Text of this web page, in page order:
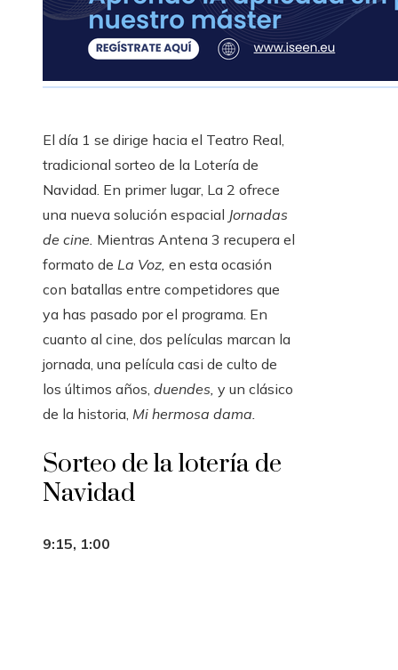
El día 1 se dirige hacia el Teatro Real,
tradicional sorteo de la Lotería de
Navidad. En primer lugar, La 2 ofrece
una nueva solución espacial Jornadas
de cine. Mientras Antena 3 recupera el
formato de La Voz, en esta ocasión
con batallas entre competidores que
ya has pasado por el programa. En
cuanto al cine, dos películas marcan la
jornada, una película casi de culto de
los últimos años, duendes, y un clásico
de la historia, Mi hermosa dama.
Sorteo de la lotería de
Navidad
9:15, 1:00